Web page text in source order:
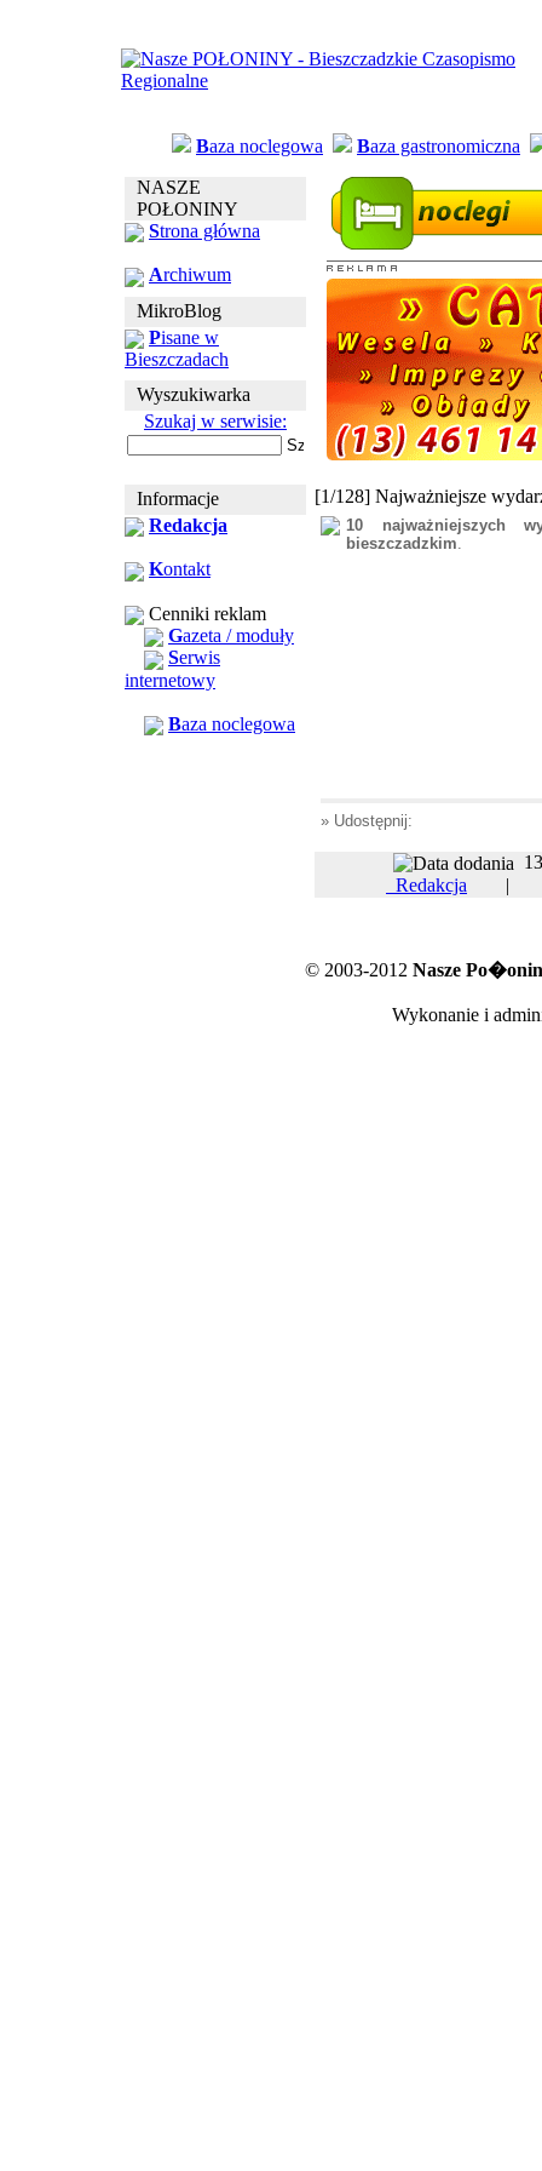
Baza noclegowa Baza gastronomiczna
NASZE
POŁONINY
Strona główna
Archiwum
MikroBlog
Pisane w
Bieszczadach
Wyszukiwarka
Szukaj w serwisie:
Informacje
Redakcja
Kontakt
Cenniki reklam
Gazeta / moduły
Serwis
internetowy
Baza noclegowa
[1/128] Najważniejsze
10 najważniejszych
bieszczadzkim.
» Udostępnij:
Redakcja
© 2003-2012 Nasze
Wykonanie i